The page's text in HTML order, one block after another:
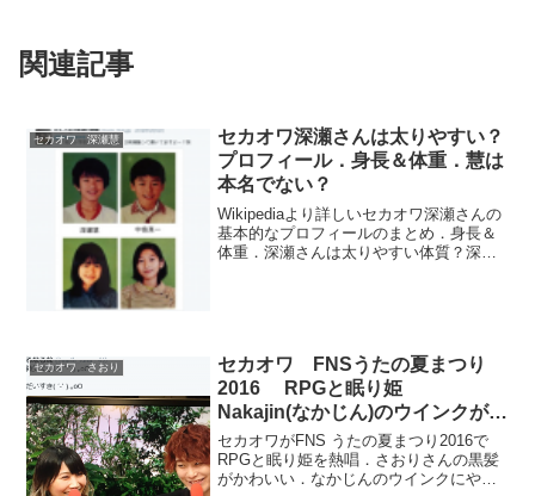
関連記事
セカオワ 深瀬慧
セカオワ深瀬さんは太りやすい？
プロフィール．身長＆体重．慧は
本名でない？
Wikipediaより詳しいセカオワ深瀬さんの
基本的なプロフィールのまとめ．身長＆
体重．深瀬さんは太りやすい体質？深瀬
セカオワ さおり
セカオワ FNSうたの夏まつり
2016 RPGと眠り姫
Nakajin(なかじん)のウインクがや
ばい
セカオワがFNS うたの夏まつり2016で
RPGと眠り姫を熱唱．さおりさんの黒髪
がかわいい．なかじんのウインクにやら